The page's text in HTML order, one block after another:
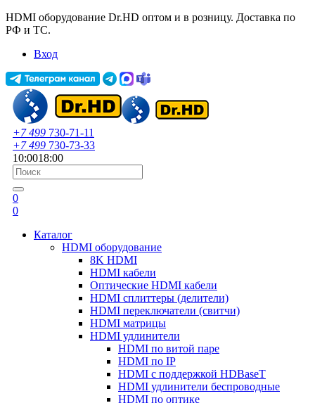
HDMI оборудование Dr.HD оптом и в розницу. Доставка по
РФ и ТС.
Вход
+7 499 730-71-11
+7 499 730-73-33
10:0018:00
0
0
Каталог
HDMI оборудование
8K HDMI
HDMI кабели
Оптические HDMI кабели
HDMI сплиттеры (делители)
HDMI переключатели (свитчи)
HDMI матрицы
HDMI удлинители
HDMI по витой паре
HDMI по IP
HDMI с поддержкой HDBaseT
HDMI удлинители беспроводные
HDMI по оптике